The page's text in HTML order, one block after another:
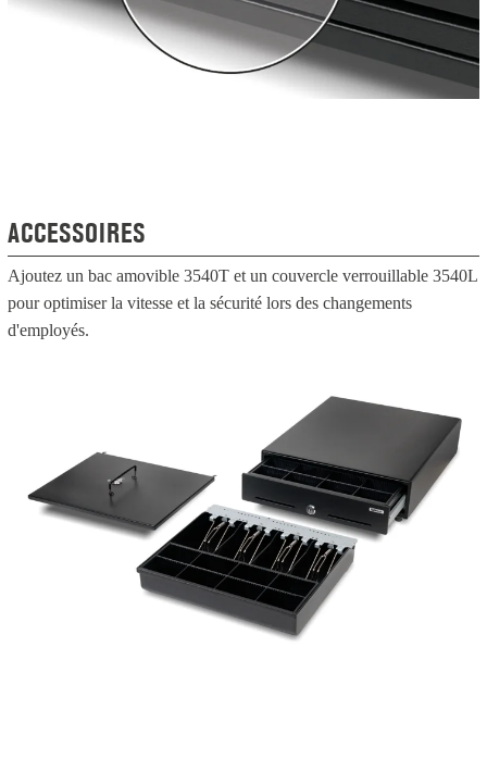
ACCESSOIRES
Ajoutez un bac amovible 3540T et un couvercle verrouillable 3540L
pour optimiser la vitesse et la sécurité lors des changements
d'employés.